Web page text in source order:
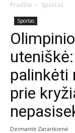
Pradžia Sportas
Sportas
palinkėti
prie
Deimantė Zarankienė